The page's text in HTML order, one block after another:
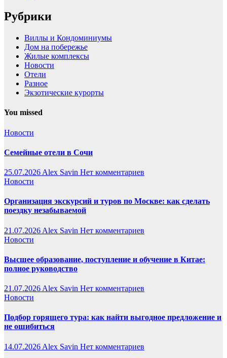
Рубрики
Виллы и Кондоминиумы
Дом на побережье
Жилые комплексы
Новости
Отели
Разное
Экзотические курорты
You missed
Новости
Семейные отели в Сочи
25.07.2026 Alex Savin Нет комментариев
Новости
Организация экскурсий и туров по Москве: как сделать
поездку незабываемой
21.07.2026 Alex Savin Нет комментариев
Новости
Высшее образование, поступление и обучение в Китае:
полное руководство
21.07.2026 Alex Savin Нет комментариев
Новости
Подбор горящего тура: как найти выгодное предложение и
не ошибиться
14.07.2026 Alex Savin Нет комментариев